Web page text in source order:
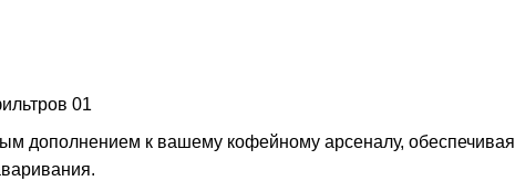
01
дополнением к вашему кофейному арсеналу, обеспечивая